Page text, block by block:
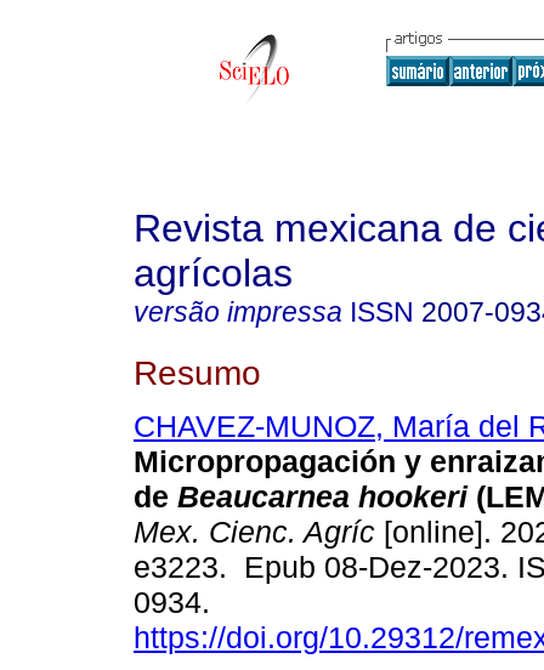
Revista mexicana de
agrícolas
versão impressa ISSN 2007-
Resumo
CHAVEZ-MUNOZ, María del
Micropropagación y
de Beaucarnea hookeri
Mex. Cienc. Agríc [online].
e3223. Epub 08-Dez-2023.
0934.
https://doi.org/10.29312/